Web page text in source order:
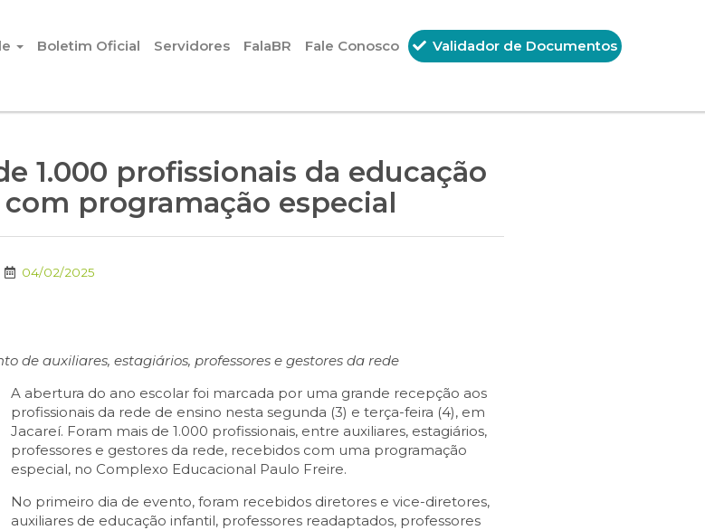
Boletim Oficial Servidores FalaBR Fale Conosco Validador de Documentos
1.000 profissionais da educação
programação especial
04/02/2025
de auxiliares, estagiários, professores e gestores da rede
A abertura do ano escolar foi marcada por uma grande recepção aos
profissionais da rede de ensino nesta segunda (3) e terça-feira (4), em
Jacareí. Foram mais de 1.000 profissionais, entre auxiliares, estagiários,
professores e gestores da rede, recebidos com uma programação
especial, no Complexo Educacional Paulo Freire.
No primeiro dia de evento, foram recebidos diretores e vice-diretores,
auxiliares de educação infantil, professores readaptados, professores